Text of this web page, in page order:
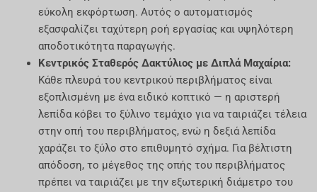
εύκολη εκφόρτωση. Αυτός ο αυτοματισμός
εξασφαλίζει ταχύτερη ροή εργασίας και υψηλότερη
αποδοτικότητα παραγωγής.
Κεντρικός Σταθερός Δακτύλιος με Διπλά Μαχαίρια:
Κάθε πλευρά του κεντρικού περιβλήματος είναι
εξοπλισμένη με ένα ειδικό κοπτικό — η αριστερή
λεπίδα κόβει το ξύλινο τεμάχιο για να ταιριάζει τέλεια
στην οπή του περιβλήματος, ενώ η δεξιά λεπίδα
χαράζει το ξύλο στο επιθυμητό σχήμα. Για βέλτιστη
απόδοση, το μέγεθος της οπής του περιβλήματος
πρέπει να ταιριάζει με την εξωτερική διάμετρο του